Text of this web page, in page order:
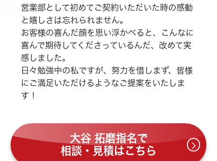
営業部として初めてご契約いただいた時の感動
と嬉しさは忘れられません。
お客様の喜んだ顔を思い浮かべると、こんなに
喜んで期待してくださっているんだ、改めて実
感しました。
日々勉強中の私ですが、努力を惜しまず、皆様
にご満足いただけるようなご提案をいたしま
す！
大谷 拓磨指名で
相談・見積はこちら